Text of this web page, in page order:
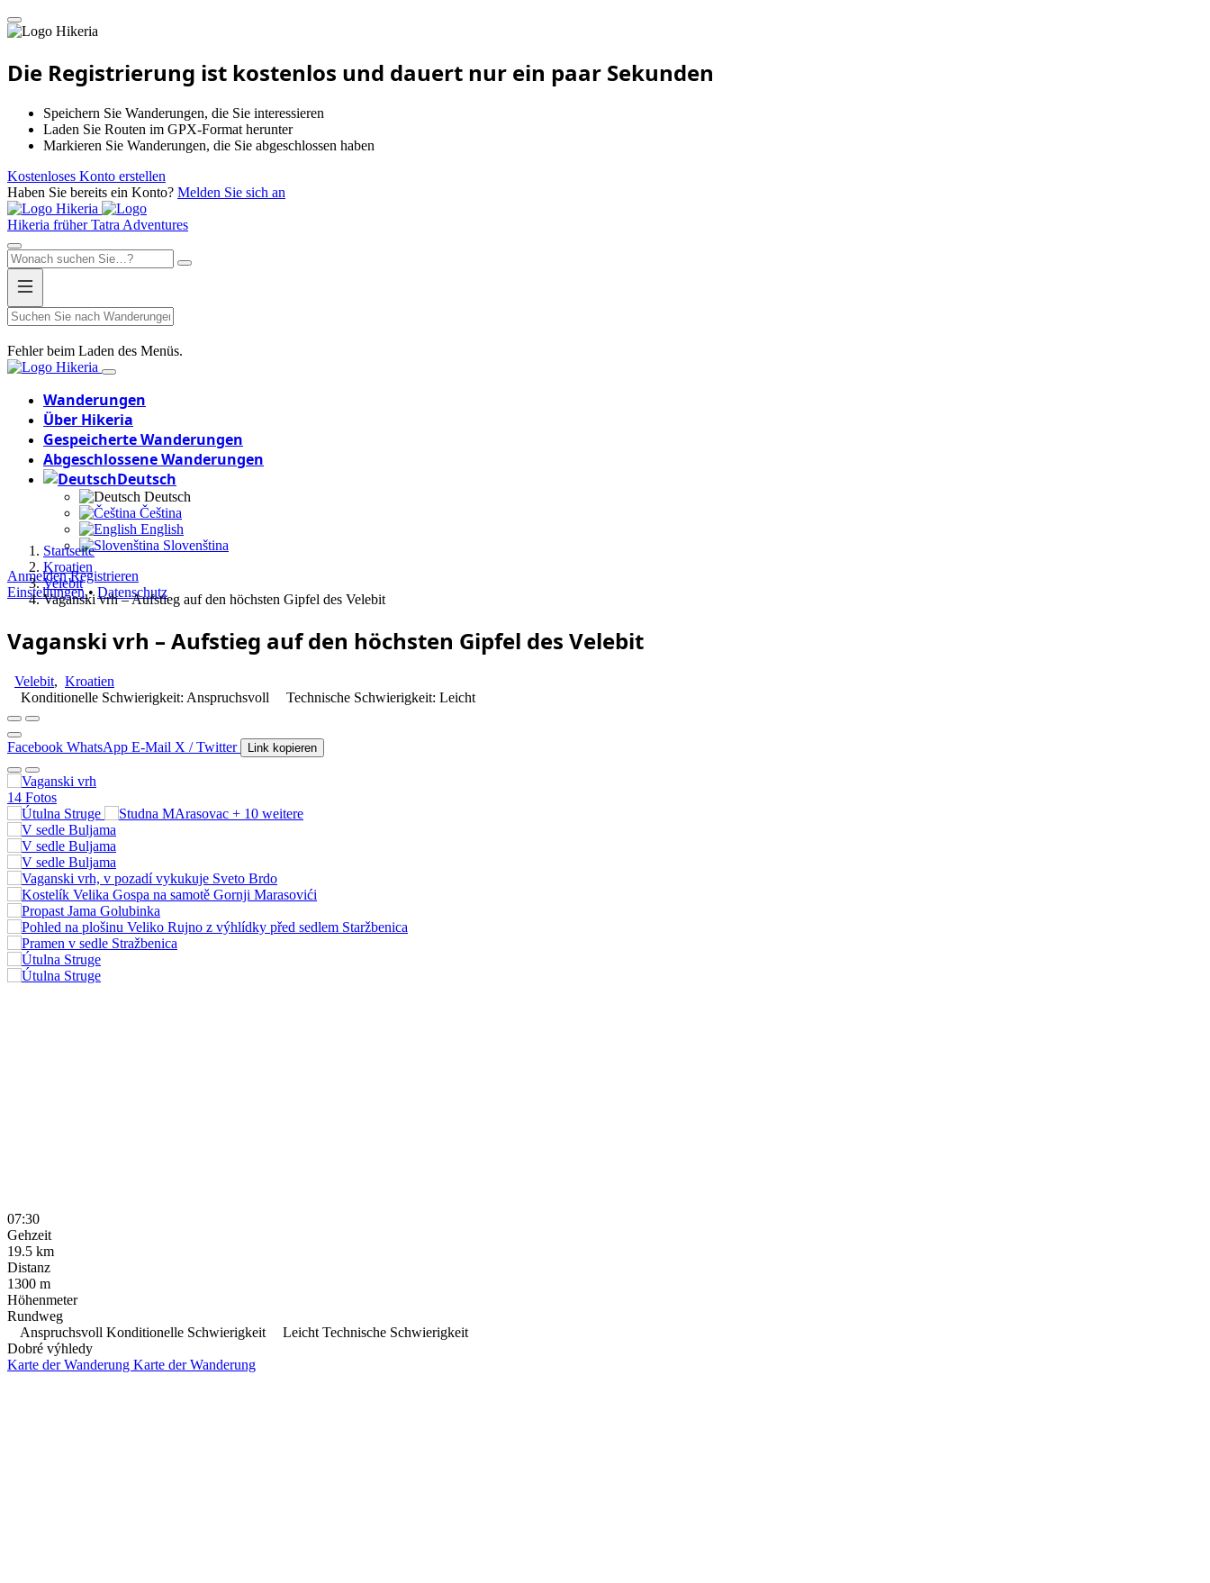
Hikeria
Die Registrierung ist kostenlos und dauert nur ein paar Sekunden
Speichern Sie Wanderungen, die Sie interessieren
Laden Sie Routen im GPX-Format herunter
Markieren Sie Wanderungen, die Sie abgeschlossen haben
Kostenloses Konto erstellen
Haben Sie bereits ein Konto? Melden Sie sich an
Hikeria
Hikeria früher Tatra Adventures
Fehler beim Laden des Menüs.
Hikeria
Wanderungen
Über Hikeria
Gespeicherte Wanderungen
Abgeschlossene Wanderungen
Deutsch
Deutsch
Čeština
English
Slovenština
Anmelden Registrieren
Einstellungen• Datenschutz
Startseite
Kroatien
Velebit
Vaganski vrh – Aufstieg auf den höchsten Gipfel des Velebit
Vaganski vrh – Aufstieg auf den höchsten Gipfel des Velebit
Velebit, Kroatien
Konditionelle Schwierigkeit: Anspruchsvoll
Technische Schwierigkeit: Leicht
Facebook WhatsApp E-Mail X / Twitter Link kopieren
14 Fotos
+ 10 weitere
07:30
Gehzeit
19.5 km
Distanz
1300 m
Höhenmeter
Rundweg
Anspruchsvoll Konditionelle Schwierigkeit
Leicht Technische Schwierigkeit
Dobré výhledy
Karte der Wanderung Karte der Wanderung